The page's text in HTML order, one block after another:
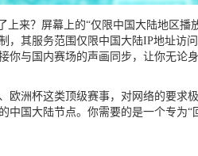
来？屏幕上的“仅限中国大陆地区
其服务范围仅限中国大陆IP地址访
与国内赛场的声画同步，让你无论
洲杯这类顶级赛事，对网络的要
国大陆节点。你需要的是一个专